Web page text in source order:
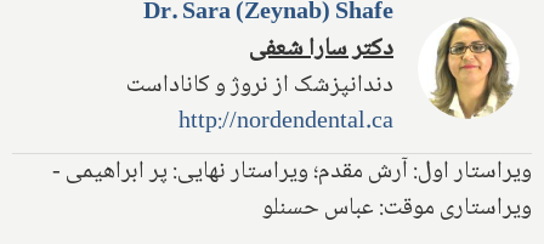
Dr. Sara (Zeynab) Shafe
دکتر سارا شعفی
دندانپزشک از نروژ و کاناداست
http://nordendental.ca
ویراستار اول: آرش مقدم؛ ویراستار نهایی: پر ابراهیمی -
ویراستاری موقت: عباس حسنلو